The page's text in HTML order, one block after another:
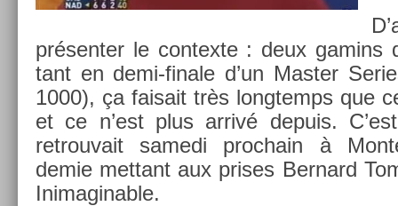
présent­er le con­tex­te : deux gamins
tant en demi-finale d’un Mast­er
1000), ça faisait très longtemps que
et ce n’est plus arrivé de­puis.
retro­uvait samedi pro­chain à
demie met­tant aux prises Be­rnard
In­imagin­able.